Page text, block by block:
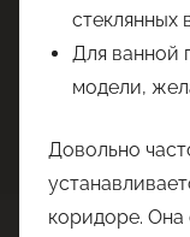
стеклянных
Для ванной
модели,
Довольно
коридоре. Она